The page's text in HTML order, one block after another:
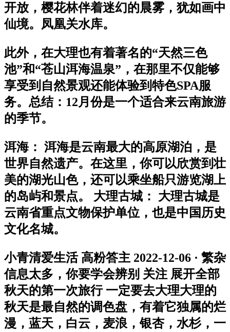
开放，樱花林伴着迷幻的晨雾，犹如画中
仙境。凤凰关水库。
此外，在大理也有着著名的“天然三色
池”和“苍山洱海温泉”，在那里不仅能够
享受到自然景观还能体验到特色SPA服
务。总结：12月份是一个适合来云南旅游
的季节。
洱海： 洱海是云南最大的高原湖泊，是
世界自然遗产。在这里，你可以欣赏到壮
美的湖光山色，还可以乘坐船只游览湖上
的岛屿和景点。 大理古城： 大理古城是
云南省重点文物保护单位，也是中国历史
文化名城。
小青清爱生活 高粉答主 2022-12-06 · 繁杂
信息太多，你要学会辨别 关注 展开全部
秋天的第一次旅行 一定要去大理大理的
秋天是最自然的调色盘，有着它独属的烂
漫，蓝天，白云，麦浪，银杏，水杉，一